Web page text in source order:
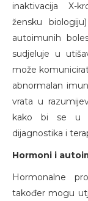
inaktivacija X-
žensku
autoimunih
sudjeluje u
može
abnormalan
vrata u
kako bi se u
dijagnostika i
Hormoni i
Hormonalne
također mogu